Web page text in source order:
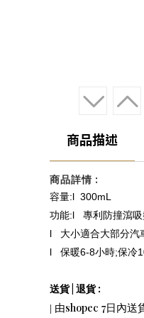
商品描述
商品詳情 :
容量:l 300mL
功能:l 專利防撞瀉
l 大小適合大部分汽
l 保暖6-8小時;保冷
送貨| 退貨:
| 由shopec 7日內送